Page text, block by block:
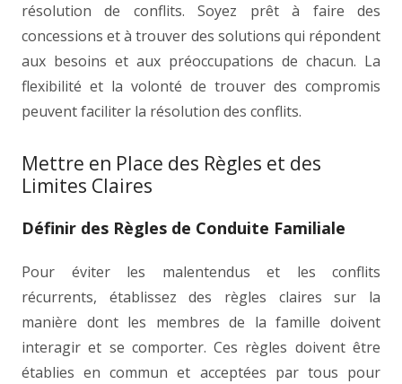
résolution de conflits. Soyez prêt à faire des
concessions et à trouver des solutions qui répondent
aux besoins et aux préoccupations de chacun. La
flexibilité et la volonté de trouver des compromis
peuvent faciliter la résolution des conflits.
Mettre en Place des Règles et des
Limites Claires
Définir des Règles de Conduite Familiale
Pour éviter les malentendus et les conflits
récurrents, établissez des règles claires sur la
manière dont les membres de la famille doivent
interagir et se comporter. Ces règles doivent être
établies en commun et acceptées par tous pour